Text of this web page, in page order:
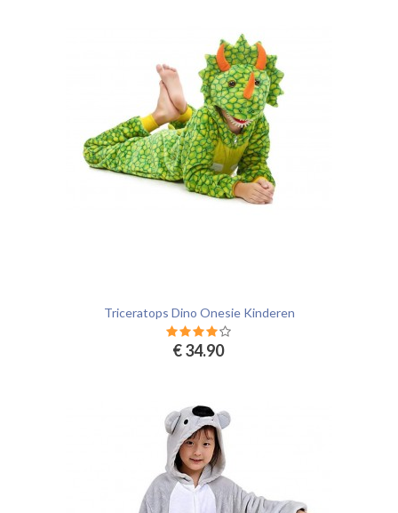
Triceratops Dino Onesie Kinderen
€ 34.90